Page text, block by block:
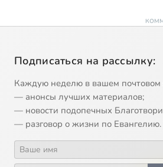
Подписаться на рассылку:
Каждую неделю в вашем почтовом
— анонсы лучших материалов;
— новости подопечных
— разговор о жизни по Евангелию.